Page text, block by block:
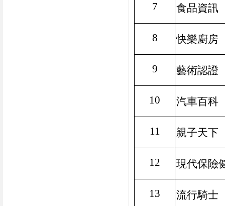
7 食品資訊
8 快樂廚房
9 藝術認證
10 汽車百科
11 親子天下
12 現代保險
13 流行騎士